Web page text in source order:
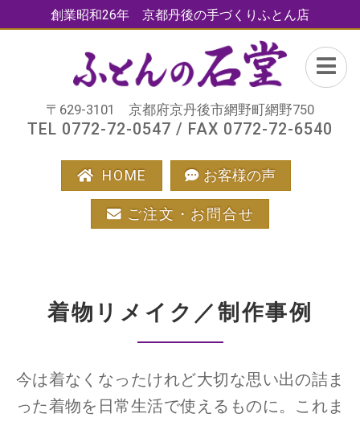
創業昭和26年 京都丹後の手づくりふとん店
〒629-3101 京都府京丹後市網野町網野750
TEL 0772-72-0547 / FAX 0772-72-6540
HOME お客様の声
ご注文・お問合せ
着物リメイク／制作事例
今は着なくなったけれど大切な思い出の詰ま
った着物を日常生活で使えるものに。 これま